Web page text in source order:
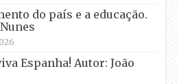
do país e a educação.
Espanha! Autor: João